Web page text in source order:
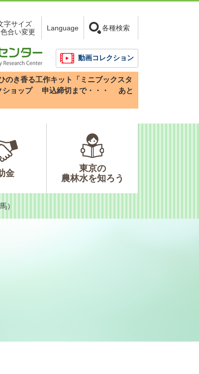
字サイズ
色合い変更
Language 各種検索
動画コレクション
のき香る工作キット「ミニブックスタ
ショップ
申込締切まで・・・
あと
金
東京の
農林水を知ろう
）